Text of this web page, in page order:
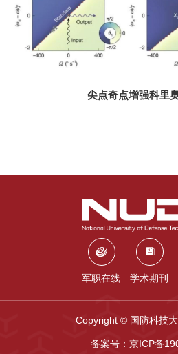
尖点奇点增强科里
军职在线 学术期刊
Copyright © 国防科技
备案号：京ICP备